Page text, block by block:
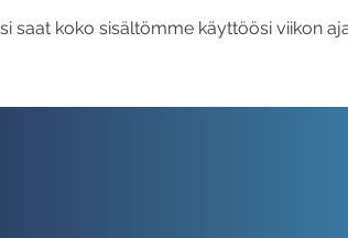
saat koko sisältömme käyttöösi viikon